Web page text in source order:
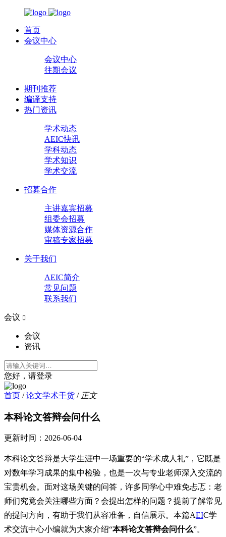
首页
会议中心
会议中心
往期会议
期刊推荐
编译支持
热门资讯
学术动态
AEIC快讯
学科动态
学术知识
学术交流
招募合作
主讲嘉宾招募
组委会招募
媒体资源合作
审稿专家招募
关于我们
AEIC简介
常见问题
联系我们
会议 
会议
资讯
您好，请登录
首页 / 论文学术干货 / 正文
本科论文答辩会问什么
更新时间： 2026-06-04
本科论文答辩是大学生涯中一场重要的“学术成人礼”，它既是
对数年学习成果的集中检验，也是一次与专业老师深入交流的
宝贵机会。面对这场关键的问答，许多同学心中难免忐忑：老
师们究竟会关注哪些方面？会提出怎样的问题？提前了解常见
的提问方向，有助于我们从容准备，自信展示。本篇AEIC学
术交流中心小编就为大家介绍“本科论文答辩会问什么”。